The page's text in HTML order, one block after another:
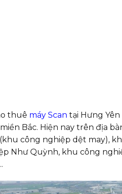
thuê máy Scan tại Hưng
Bắc. Hiện nay trên địa
(khu công nghiệp dệt may),
Như Quỳnh, khu công